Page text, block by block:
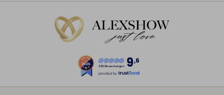
253 Bewertungen 9,6
provided by